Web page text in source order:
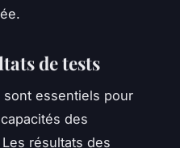
de tests
sont essentiels pour
des
résultats des